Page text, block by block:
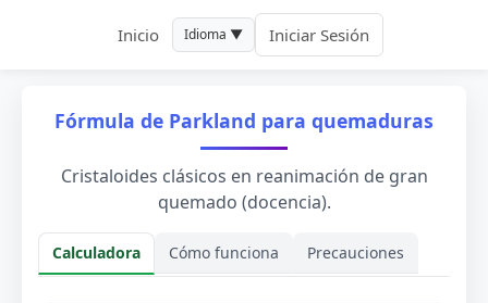
Inicio Idioma ▼ Iniciar Sesión
Fórmula de Parkland para quemaduras
Cristaloides clásicos en reanimación de gran
quemado (docencia).
Calculadora Cómo funciona Precauciones